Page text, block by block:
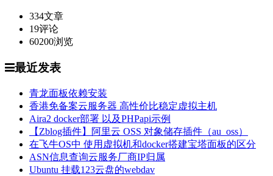
334文章
19评论
60200浏览
最近发表
青龙面板依赖安装
香港免备案云服务器 高性价比稳定虚拟主机
Aira2 docker部署 以及PHPapi示例
【Zblog插件】阿里云 OSS 对象储存插件（au_oss）
在飞牛OS中 使用虚拟机和docker搭建宝塔面板的区分
ASN信息查询云服务厂商IP归属
Ubuntu 挂载123云盘的webdav